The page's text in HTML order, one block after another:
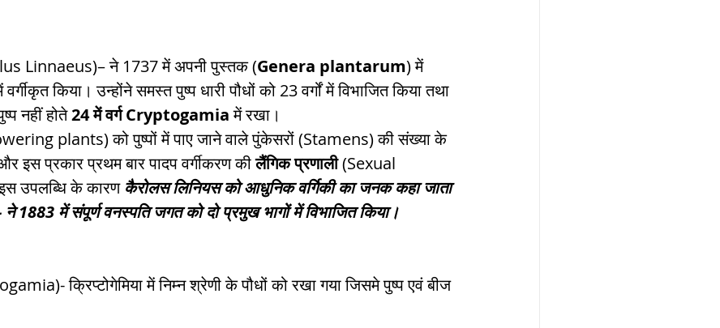
Linnaeus)– ने 1737 में अपनी पुस्तक (Genera plantarum) में
किया। उन्होंने समस्त पुष्प धारी पौधों को 23 वर्गों में विभाजित किया तथा
नहीं होते 24 में वर्ग Cryptogamia में रखा।
plants) को पुष्पों में पाए जाने वाले पुंकेसरों (Stamens) की संख्या के
इस प्रकार प्रथम बार पादप वर्गीकरण की लैंगिक प्रणाली (Sexual
उपलब्धि के कारण कैरोलस लिनियस को आधुनिक वर्गिकी का जनक कहा जाता
में संपूर्ण वनस्पति जगत को दो प्रमुख भागों में विभाजित किया।
क्रिप्टोगेमिया में निम्न श्रेणी के पौधों को रखा गया जिसमे पुष्प एवं बीज